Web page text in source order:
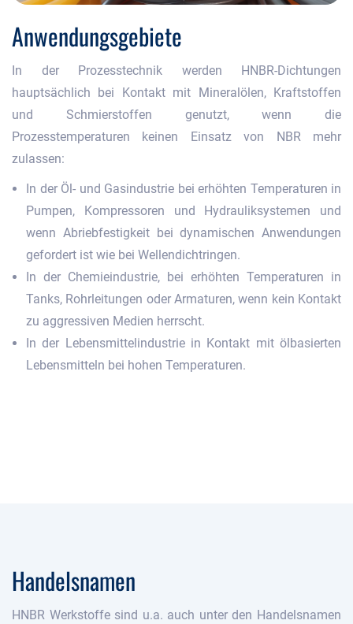
Anwendungsgebiete
In der Prozesstechnik werden HNBR-Dichtungen
hauptsächlich bei Kontakt mit Mineralölen, Kraftstoffen
und Schmierstoffen genutzt, wenn die
Prozesstemperaturen keinen Einsatz von NBR mehr
zulassen:
In der Öl- und Gasindustrie bei erhöhten Temperaturen in
Pumpen, Kompressoren und Hydrauliksystemen und
wenn Abriebfestigkeit bei dynamischen Anwendungen
gefordert ist wie bei Wellendichtringen.
In der Chemieindustrie, bei erhöhten Temperaturen in
Tanks, Rohrleitungen oder Armaturen, wenn kein Kontakt
zu aggressiven Medien herrscht.
In der Lebensmittelindustrie in Kontakt mit ölbasierten
Lebensmitteln bei hohen Temperaturen.
Handelsnamen
HNBR Werkstoffe sind u.a. auch unter den Handelsnamen